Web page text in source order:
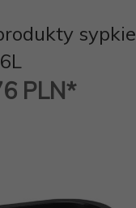
sypkie
PLN*